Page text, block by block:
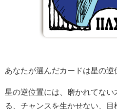
あなたが選んだカードは星の逆
星の逆位置には、磨かれてな
る、チャンスを生かせない、